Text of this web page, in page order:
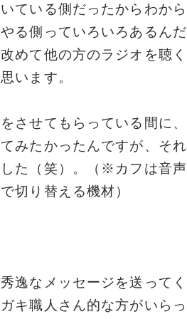
ている側だったからわから
る側っていろいろあるんだ
めて他の方のラジオを聴く
います。
させてもらっている間に、
みたかったんですが、それ
た（笑）。（※カフは音声
切り替える機材）
逸なメッセージを送ってく
キ職人さん的な方がいらっ